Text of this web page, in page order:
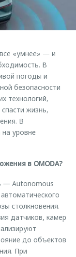
«умнее» — и
В
погоды и
безопасности
технологий,
жизнь,
В
уровне
в OMODA?
— Autonomous
столкновения.
датчиков, камер
до объектов
При